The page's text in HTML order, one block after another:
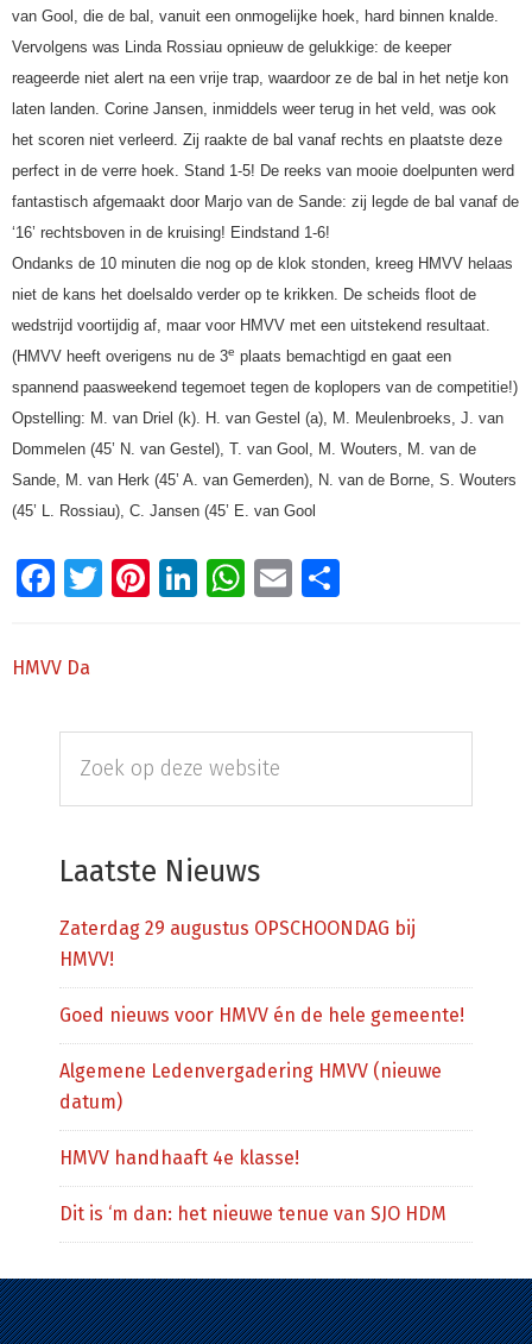
van Gool, die de bal, vanuit een onmogelijke hoek, hard binnen knalde.
Vervolgens was Linda Rossiau opnieuw de gelukkige: de keeper
reageerde niet alert na een vrije trap, waardoor ze de bal in het netje kon
laten landen. Corine Jansen, inmiddels weer terug in het veld, was ook
het scoren niet verleerd. Zij raakte de bal vanaf rechts en plaatste deze
perfect in de verre hoek. Stand 1-5! De reeks van mooie doelpunten werd
fantastisch afgemaakt door Marjo van de Sande: zij legde de bal vanaf de
‘16’ rechtsboven in de kruising! Eindstand 1-6!
Ondanks de 10 minuten die nog op de klok stonden, kreeg HMVV helaas
niet de kans het doelsaldo verder op te krikken. De scheids floot de
wedstrijd voortijdig af, maar voor HMVV met een uitstekend resultaat.
(HMVV heeft overigens nu de 3e plaats bemachtigd en gaat een
spannend paasweekend tegemoet tegen de koplopers van de competitie!)
Opstelling: M. van Driel (k). H. van Gestel (a), M. Meulenbroeks, J. van
Dommelen (45’ N. van Gestel), T. van Gool, M. Wouters, M. van de
Sande, M. van Herk (45’ A. van Gemerden), N. van de Borne, S. Wouters
(45’ L. Rossiau), C. Jansen (45’ E. van Gool
Facebook
Twitter
Pinterest
LinkedIn
WhatsApp
Email
HMVV Da
Primaire
Sidebar
deze
Laatste Nieuws
Zaterdag 29 augustus OPSCHOONDAG bij
HMVV!
Goed nieuws voor HMVV én de hele gemeente!
Algemene Ledenvergadering HMVV (nieuwe
datum)
HMVV handhaaft 4e klasse!
Dit is ‘m dan: het nieuwe tenue van SJO HDM